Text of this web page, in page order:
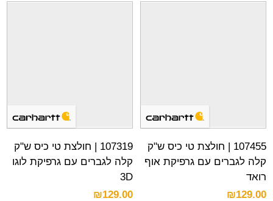
107455 | חולצת טי כיס ש"ק
קלה לגברים עם גרפיקת אוף
רואד
₪129.00
107319 | חולצת טי כיס ש"ק
קלה לגברים עם גרפיקת לוגו
3D
₪129.00